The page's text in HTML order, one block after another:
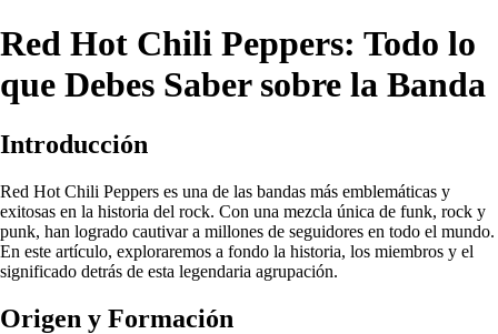
Red Hot Chili Peppers: Todo lo
que Debes Saber sobre la Banda
Introducción
Red Hot Chili Peppers es una de las bandas más emblemáticas y
exitosas en la historia del rock. Con una mezcla única de funk, rock y
punk, han logrado cautivar a millones de seguidores en todo el mundo.
En este artículo, exploraremos a fondo la historia, los miembros y el
significado detrás de esta legendaria agrupación.
Origen y Formación